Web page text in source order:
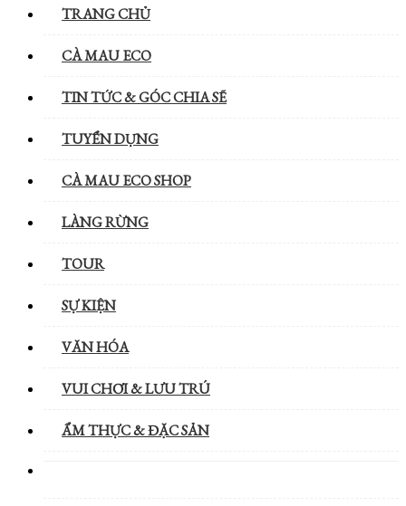
TRANG CHỦ
CÀ MAU ECO
TIN TỨC & GÓC CHIA SẼ
TUYỂN DỤNG
CÀ MAU ECO SHOP
LÀNG RỪNG
TOUR
SỰ KIỆN
VĂN HÓA
VUI CHƠI & LƯU TRÚ
ẨM THỰC & ĐẶC SẢN